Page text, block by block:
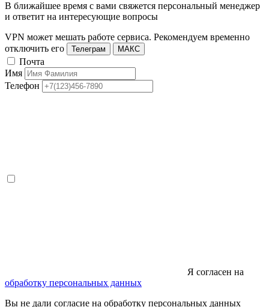
В ближайшее время с вами свяжется персональный менеджер
и ответит на интересующие вопросы
VPN может мешать работе сервиса. Рекомендуем временно
отключить его
Телеграм МАКС
Почта
Имя
Телефон
Я согласен на
обработку персональных данных
Вы не дали согласие на обработку персональных данных